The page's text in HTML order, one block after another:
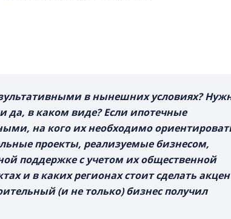
в нынешних условиях?
да, в каком виде? Если ипотечные
на кого их необходимо
проекты, реализуемые бизнесом,
поддержке с учетом их общественной
и в каких регионах стоит сделать
(и не только) бизнес получил